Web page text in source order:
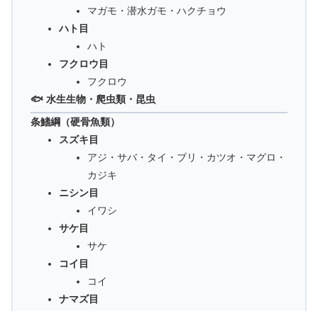
マガモ・潜水ガモ・ハクチョウ
ハト目
ハト
フクロウ目
フクロウ
🐟 水生生物・爬虫類・昆虫
条鰭綱（硬骨魚類）
スズキ目
アジ・サバ・タイ・ブリ・カツオ・マグロ・
カジキ
ニシン目
イワシ
サケ目
サケ
コイ目
コイ
ナマズ目